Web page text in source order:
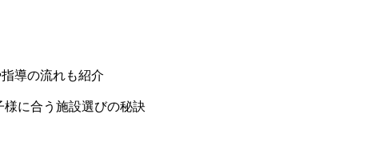
導の流れも紹介
に合う施設選びの秘訣